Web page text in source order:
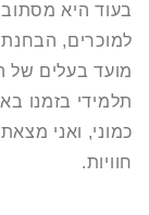
בעוד היא
למוכרים,
תלמידי בזמנו
כמוני, ואני
חוויות.